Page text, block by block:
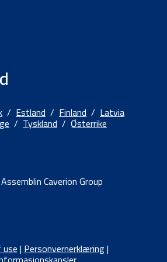
/ Estland / Finland / Latvia
/ Tyskland / Østerrike
Caverion Group
|Personvernerklæring|